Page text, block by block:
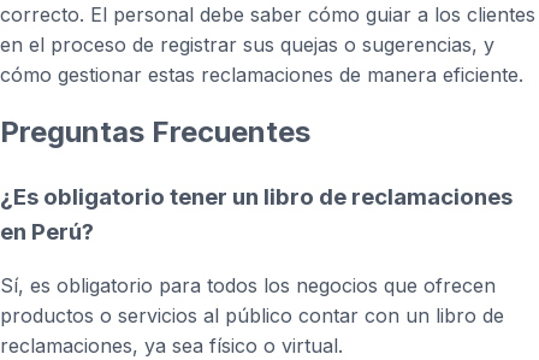
correcto. El personal debe saber cómo guiar a los clientes
en el proceso de registrar sus quejas o sugerencias, y
cómo gestionar estas reclamaciones de manera eficiente.
Preguntas Frecuentes
¿Es obligatorio tener un libro de reclamaciones
en Perú?
Sí, es obligatorio para todos los negocios que ofrecen
productos o servicios al público contar con un libro de
reclamaciones, ya sea físico o virtual.